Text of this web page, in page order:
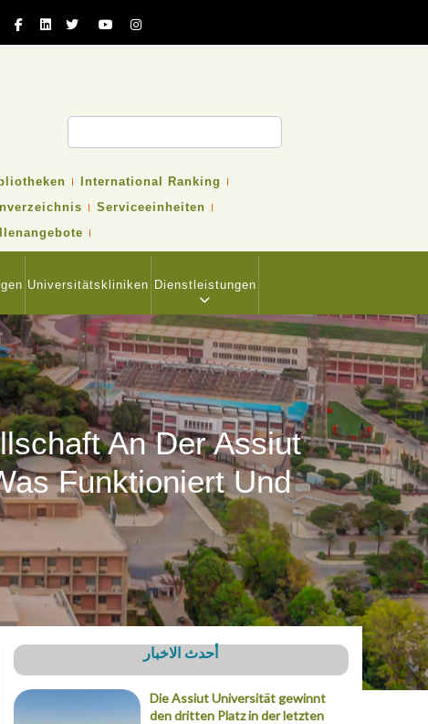
International Ranking
Serviceeinheiten
Universitätskliniken Dienstleistungen
An Der Assiut
Funktioniert Und
أحدث الاخبار
Die Assiut Universität gewinnt
den dritten Platz in der letzten